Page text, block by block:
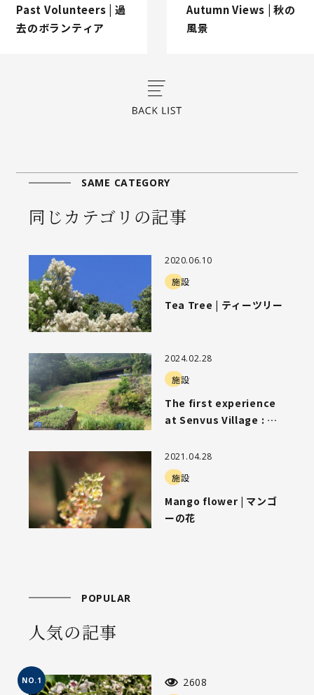
Past Volunteers | 過
去のボランティア
Autumn Views | 秋の
風景
SAME CATEGORY
同じカテゴリの記事
2020.06.10
施設
Tea Tree | ティーツリー
2024.02.28
施設
The first experience
at Senvus Village : セ
ての体験
2021.04.28
施設
Mango flower | マンゴ
ーの花
POPULAR
人気の記事
NO.1 2608